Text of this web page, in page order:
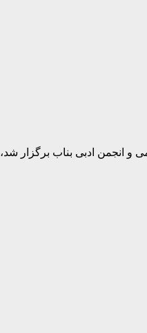
انجمن ادبی بناب برگزار شد،